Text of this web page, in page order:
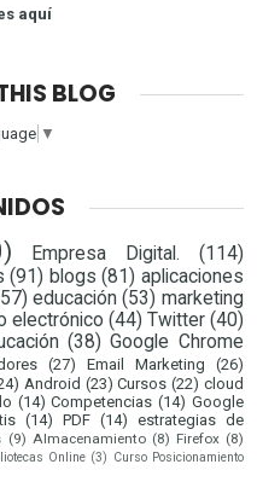
aquí
BLOG
▼
Empresa Digital.
(114)
(91) blogs (81) aplicaciones
educación (53) marketing
electrónico (44) Twitter (40)
(38) Google Chrome
(27) Email Marketing
(26)
Android (23) Cursos (22) cloud
(14) Competencias (14) Google
(14) PDF (14) estrategias de
(9) Almacenamiento (8) Firefox (8)
Online (3) Curso Posicionamiento